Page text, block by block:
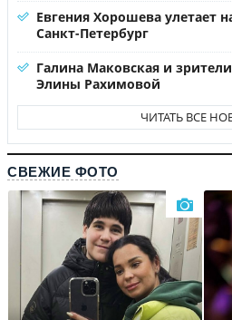
Евгения Хорошева улетает
Санкт-Петербург
Галина Маковская и
Элины Рахимовой
ЧИТАТЬ ВСЕ
СВЕЖИЕ ФОТО